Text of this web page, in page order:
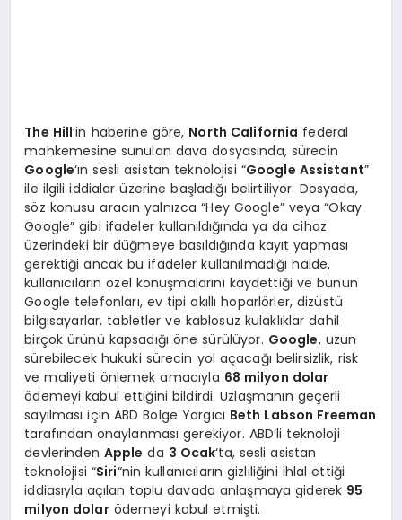
The Hill‘in haberine göre, North California federal
mahkemesine sunulan dava dosyasında, sürecin
Google‘ın sesli asistan teknolojisi “Google Assistant”
ile ilgili iddialar üzerine başladığı belirtiliyor. Dosyada,
söz konusu aracın yalnızca “Hey Google” veya “Okay
Google” gibi ifadeler kullanıldığında ya da cihaz
üzerindeki bir düğmeye basıldığında kayıt yapması
gerektiği ancak bu ifadeler kullanılmadığı halde,
kullanıcıların özel konuşmalarını kaydettiği ve bunun
Google telefonları, ev tipi akıllı hoparlörler, dizüstü
bilgisayarlar, tabletler ve kablosuz kulaklıklar dahil
birçok ürünü kapsadığı öne sürülüyor. Google, uzun
sürebilecek hukuki sürecin yol açacağı belirsizlik, risk
ve maliyeti önlemek amacıyla 68 milyon dolar
ödemeyi kabul ettiğini bildirdi. Uzlaşmanın geçerli
sayılması için ABD Bölge Yargıcı Beth Labson Freeman
tarafından onaylanması gerekiyor. ABD’li teknoloji
devlerinden Apple da 3 Ocak‘ta, sesli asistan
teknolojisi “Siri“nin kullanıcıların gizliliğini ihlal ettiği
iddiasıyla açılan toplu davada anlaşmaya giderek 95
milyon dolarödemeyi kabul etmişti.